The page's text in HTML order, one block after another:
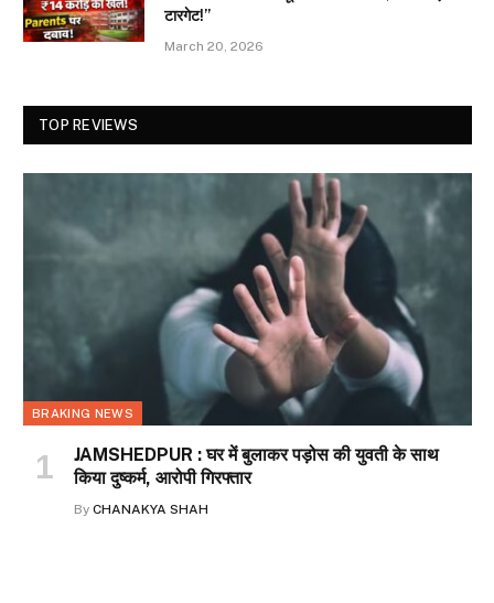
टारगेट!”
March 20, 2026
TOP REVIEWS
BRAKING NEWS
JAMSHEDPUR : घर में बुलाकर पड़ोस की युवती के साथ
किया दुष्कर्म, आरोपी गिरफ्तार
By CHANAKYA SHAH